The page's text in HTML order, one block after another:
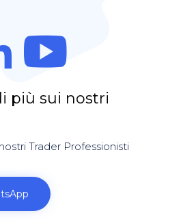
più sui nostri
Trader Professionisti